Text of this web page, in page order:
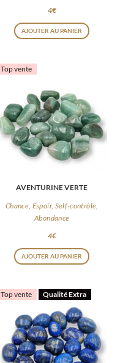
4€
AJOUTER AU PANIER
Top vente
AVENTURINE VERTE
Chance, Espoir, Self-contrôle,
Abondance
4€
AJOUTER AU PANIER
Top vente Qualité Extra